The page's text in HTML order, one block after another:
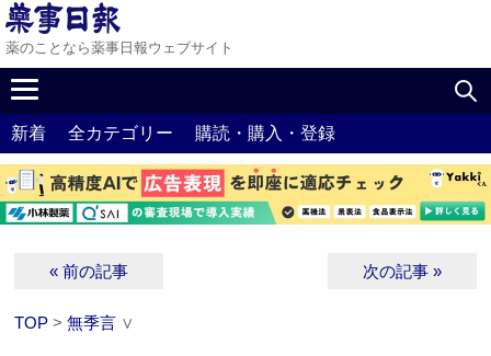
薬のことなら薬事日報ウェブサイト
新着 全カテゴリー 購読・購入・登録
« 前の記事 次の記事 »
TOP >無季言 ∨